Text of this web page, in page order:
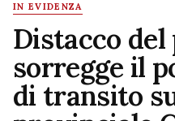
IN EVIDENZA
Distacco
sorregge il
di transito